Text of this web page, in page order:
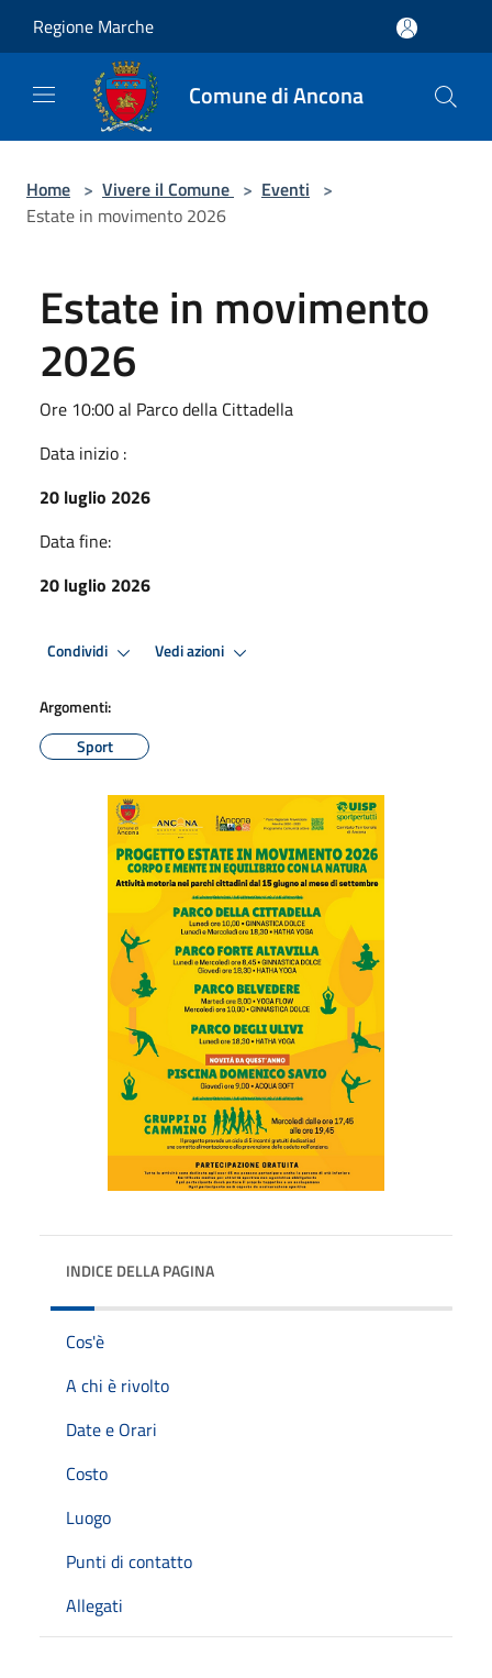
Regione Marche
Comune di Ancona
Home > Vivere il Comune > Eventi >
Estate in movimento 2026
Estate in movimento
2026
Ore 10:00 al Parco della Cittadella
Data inizio :
20 luglio 2026
Data fine:
20 luglio 2026
Condividi Vedi azioni
Argomenti:
Sport
INDICE DELLA PAGINA
Cos'è
A chi è rivolto
Date e Orari
Costo
Luogo
Punti di contatto
Allegati